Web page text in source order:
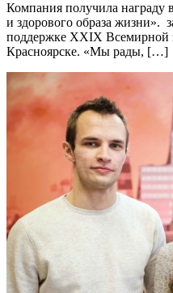
Компания получила награду
и здорового образа жизни».
поддержке XXIX Всемирной
Красноярске. «Мы рады, […]